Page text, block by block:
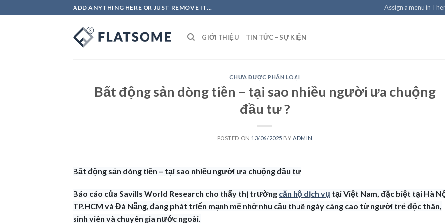
to
ADD ANYTHING HERE OR JUST REMOVE IT... Assign a menu in
GIỚI THIỆU TIN TỨC – SỰ KIỆN
CHƯA ĐƯỢC PHÂN LOẠI
Bất động sản dòng tiền – tại sao nhiều người ưa chuộng
đầu tư ?
POSTED ON 13/06/2025 BY ADMIN
Bất động sản dòng tiền – tại sao nhiều người ưa chuộng đầu tư
Báo cáo của Savills World Research cho thấy thị trường căn hộ dịch vụ tại Việt Nam, đặc biệt tại Hà
TP.HCM và Đà Nẵng, đang phát triển mạnh mẽ nhờ nhu cầu thuê ngày càng cao từ người trẻ độc thân,
sinh viên và chuyên gia nước ngoài.